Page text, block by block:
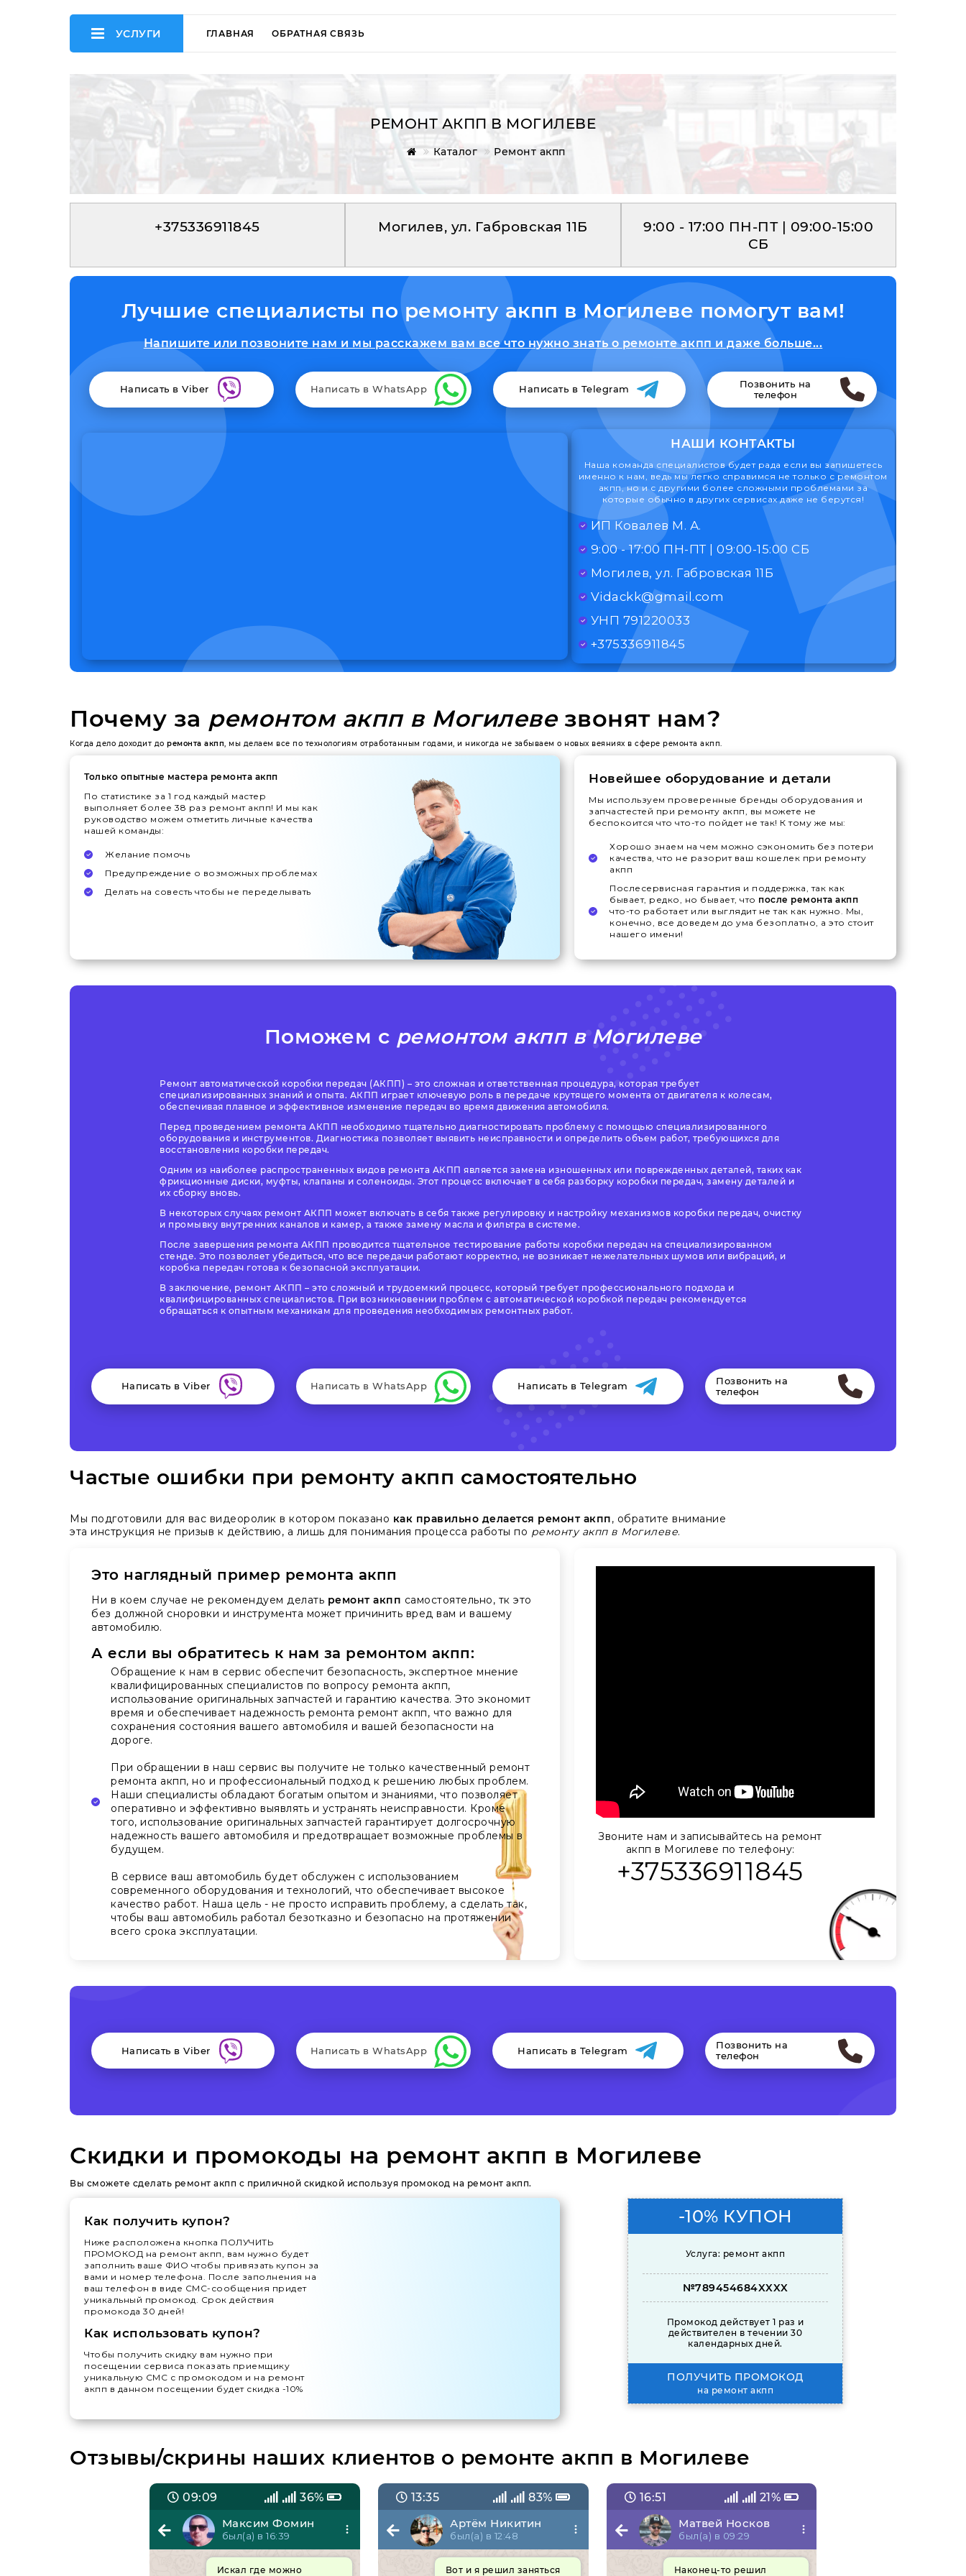
УСЛУГИ ГЛАВНАЯ ОБРАТНАЯ СВЯЗЬ
РЕМОНТ АКПП В МОГИЛЕВЕ
Каталог Ремонт акпп
+375336911845 Могилев, ул. Габровская 11Б
9:00 - 17:00 ПН-ПТ | 09:00-15:00
СБ
Лучшие специалисты по ремонту акпп в Могилеве помогут вам!
Напишите или позвоните нам и мы расскажем вам все что нужно знать о ремонте акпп и даже больше...
Написать в Viber Написать в WhatsApp Написать в Telegram
Позвонить на
телефон
НАШИ КОНТАКТЫ
Наша команда специалистов будет рада если вы запишетесь
именно к нам, ведь мы легко справимся не только с ремонтом
акпп, но и с другими более сложными проблемами за
которые обычно в других сервисах даже не берутся!
ИП Ковалев М. А.
9:00 - 17:00 ПН-ПТ | 09:00-15:00 СБ
Могилев, ул. Габровская 11Б
Vidackk@gmail.com
УНП 791220033
+375336911845
Почему за ремонтом акпп в Могилевезвонят нам?
Когда дело доходит до ремонта акпп, мы делаем все по технологиям отработанным годами, и никогда не забываем о новых веяниях в сфере ремонта акпп.
Только опытные мастера ремонта акпп
По статистике за 1 год каждый мастер
выполняет более 38 раз ремонт акпп! И мы как
руководство можем отметить личные качества
нашей команды:
Желание помочь
Предупреждение о возможных проблемах
Делать на совесть чтобы не переделывать
Новейшее оборудование и детали
Мы используем проверенные бренды оборудования и
запчастестей при ремонту акпп, вы можете не
беспокоится что что-то пойдет не так! К тому же мы:
Хорошо знаем на чем можно сэкономить без потери
качества, что не разорит ваш кошелек при ремонту
акпп
Послесервисная гарантия и поддержка, так как
бывает, редко, но бывает, что после ремонта акпп
что-то работает или выглядит не так как нужно. Мы,
конечно, все доведем до ума безоплатно, а это стоит
нашего имени!
Поможем с ремонтом акпп в Могилеве
Ремонт автоматической коробки передач (АКПП) – это сложная и ответственная процедура, которая требует
специализированных знаний и опыта. АКПП играет ключевую роль в передаче крутящего момента от двигателя к колесам,
обеспечивая плавное и эффективное изменение передач во время движения автомобиля.
Перед проведением ремонта АКПП необходимо тщательно диагностировать проблему с помощью специализированного
оборудования и инструментов. Диагностика позволяет выявить неисправности и определить объем работ, требующихся для
восстановления коробки передач.
Одним из наиболее распространенных видов ремонта АКПП является замена изношенных или поврежденных деталей, таких как
фрикционные диски, муфты, клапаны и соленоиды. Этот процесс включает в себя разборку коробки передач, замену деталей и
их сборку вновь.
В некоторых случаях ремонт АКПП может включать в себя также регулировку и настройку механизмов коробки передач, очистку
и промывку внутренних каналов и камер, а также замену масла и фильтра в системе.
После завершения ремонта АКПП проводится тщательное тестирование работы коробки передач на специализированном
стенде. Это позволяет убедиться, что все передачи работают корректно, не возникает нежелательных шумов или вибраций, и
коробка передач готова к безопасной эксплуатации.
В заключение, ремонт АКПП – это сложный и трудоемкий процесс, который требует профессионального подхода и
квалифицированных специалистов. При возникновении проблем с автоматической коробкой передач рекомендуется
обращаться к опытным механикам для проведения необходимых ремонтных работ.
Написать в Viber Написать в WhatsApp Написать в Telegram
Позвонить на
телефон
Частые ошибки при ремонту акпп самостоятельно
Мы подготовили для вас видеоролик в котором показано как правильно делается ремонт акпп, обратите внимание
эта инструкция не призыв к действию, а лишь для понимания процесса работы по ремонту акпп в Могилеве.
Это наглядный пример ремонта акпп
Ни в коем случае не рекомендуем делать ремонт акпп самостоятельно, тк это
без должной сноровки и инструмента может причинить вред вам и вашему
автомобилю.
А если вы обратитесь к нам за ремонтом акпп:
Обращение к нам в сервис обеспечит безопасность, экспертное мнение
квалифицированных специалистов по вопросу ремонта акпп,
использование оригинальных запчастей и гарантию качества. Это экономит
время и обеспечивает надежность ремонта ремонт акпп, что важно для
сохранения состояния вашего автомобиля и вашей безопасности на
дороге.
При обращении в наш сервис вы получите не только качественный ремонт
ремонта акпп, но и профессиональный подход к решению любых проблем.
Наши специалисты обладают богатым опытом и знаниями, что позволяет
оперативно и эффективно выявлять и устранять неисправности. Кроме
того, использование оригинальных запчастей гарантирует долгосрочную
надежность вашего автомобиля и предотвращает возможные проблемы в
будущем.
В сервисе ваш автомобиль будет обслужен с использованием
современного оборудования и технологий, что обеспечивает высокое
качество работ. Наша цель - не просто исправить проблему, а сделать так,
чтобы ваш автомобиль работал безотказно и безопасно на протяжении
всего срока эксплуатации.
Звоните нам и записывайтесь на ремонт
акпп в Могилеве по телефону:
+375336911845
Написать в Viber Написать в WhatsApp Написать в Telegram
Позвонить на
телефон
Скидки и промокоды на ремонт акпп в Могилеве
Вы сможете сделать ремонт акпп с приличной скидкой используя промокод на ремонт акпп.
Как получить купон?
Ниже расположена кнопка ПОЛУЧИТЬ
ПРОМОКОД на ремонт акпп, вам нужно будет
заполнить ваше ФИО чтобы привязать купон за
вами и номер телефона. После заполнения на
ваш телефон в виде СМС-сообщения придет
уникальный промокод. Срок действия
промокода 30 дней!
Как использовать купон?
Чтобы получить скидку вам нужно при
посещении сервиса показать приемщику
уникальную СМС с промокодом и на ремонт
акпп в данном посещении будет скидка -10%
-10% КУПОН
Услуга: ремонт акпп
№789454684XXXX
Промокод действует 1 раз и
действителен в течении 30
календарных дней.
ПОЛУЧИТЬ ПРОМОКОД
на ремонт акпп
Отзывы/скрины наших клиентов о ремонте акпп в Могилеве
09:09
36%
Максим Фомин
был(а) в 16:39
Искал где можно
13:35
83%
Артём Никитин
был(а) в 12:48
Вот и я решил заняться
16:51
21%
Матвей Носков
был(а) в 09:29
Наконец-то решил